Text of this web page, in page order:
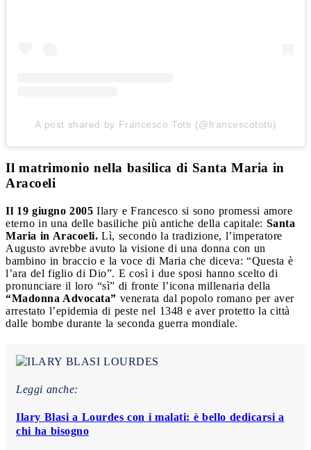
A post shared by Francesco Totti (@francescototti)
Il matrimonio nella basilica di Santa Maria in
Aracoeli
Il 19 giugno 2005 Ilary e Francesco si sono promessi amore
eterno in una delle basiliche più antiche della capitale: Santa
Maria in Aracoeli. Lì, secondo la tradizione, l’imperatore
Augusto avrebbe avuto la visione di una donna con un
bambino in braccio e la voce di Maria che diceva: “Questa è
l’ara del figlio di Dio”. E così i due sposi hanno scelto di
pronunciare il loro “sì” di fronte l’icona millenaria della
“Madonna Advocata” venerata dal popolo romano per aver
arrestato l’epidemia di peste nel 1348 e aver protetto la città
dalle bombe durante la seconda guerra mondiale.
Leggi anche:
Ilary Blasi a Lourdes con i malati: è bello dedicarsi a
chi ha bisogno